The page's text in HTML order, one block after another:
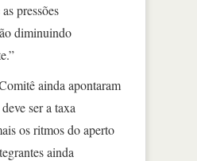
pressões
diminuindo
ainda apontaram
ser a taxa
os ritmos do aperto
ainda